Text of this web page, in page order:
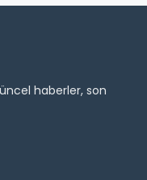
haberler, son